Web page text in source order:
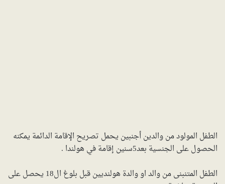
الطفل المولود من والدين أجنبين يحمل تصريح الإقامة الدائمة يمكنه
الحصول على الجنسية بعد5سنين إقامة في هولندا .
الطفل المتنبنى من والد او والدة هولنديين قبل بلوغ ال18 يحصل على